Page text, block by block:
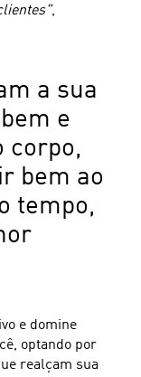
,
a sua
e
corpo,
bem ao
tempo,
e domine
optando por
realçam sua